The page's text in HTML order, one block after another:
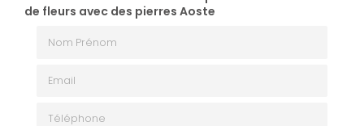
de fleurs avec des pierres Aoste